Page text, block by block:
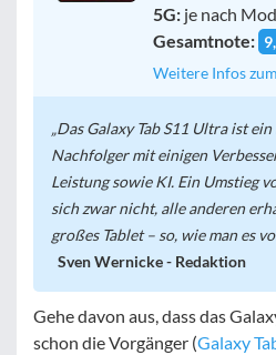
5G: je nach
Gesamtnote:
Weitere Infos
Das Galaxy Tab S11 Ultra ist
Nachfolger mit einigen
Leistung sowie KI. Ein Umstieg
sich zwar nicht, alle anderen
großes Tablet – so, wie man es
Sven Wernicke - Redaktion
Gehe davon aus, dass das
schon die Vorgänger (Galaxy